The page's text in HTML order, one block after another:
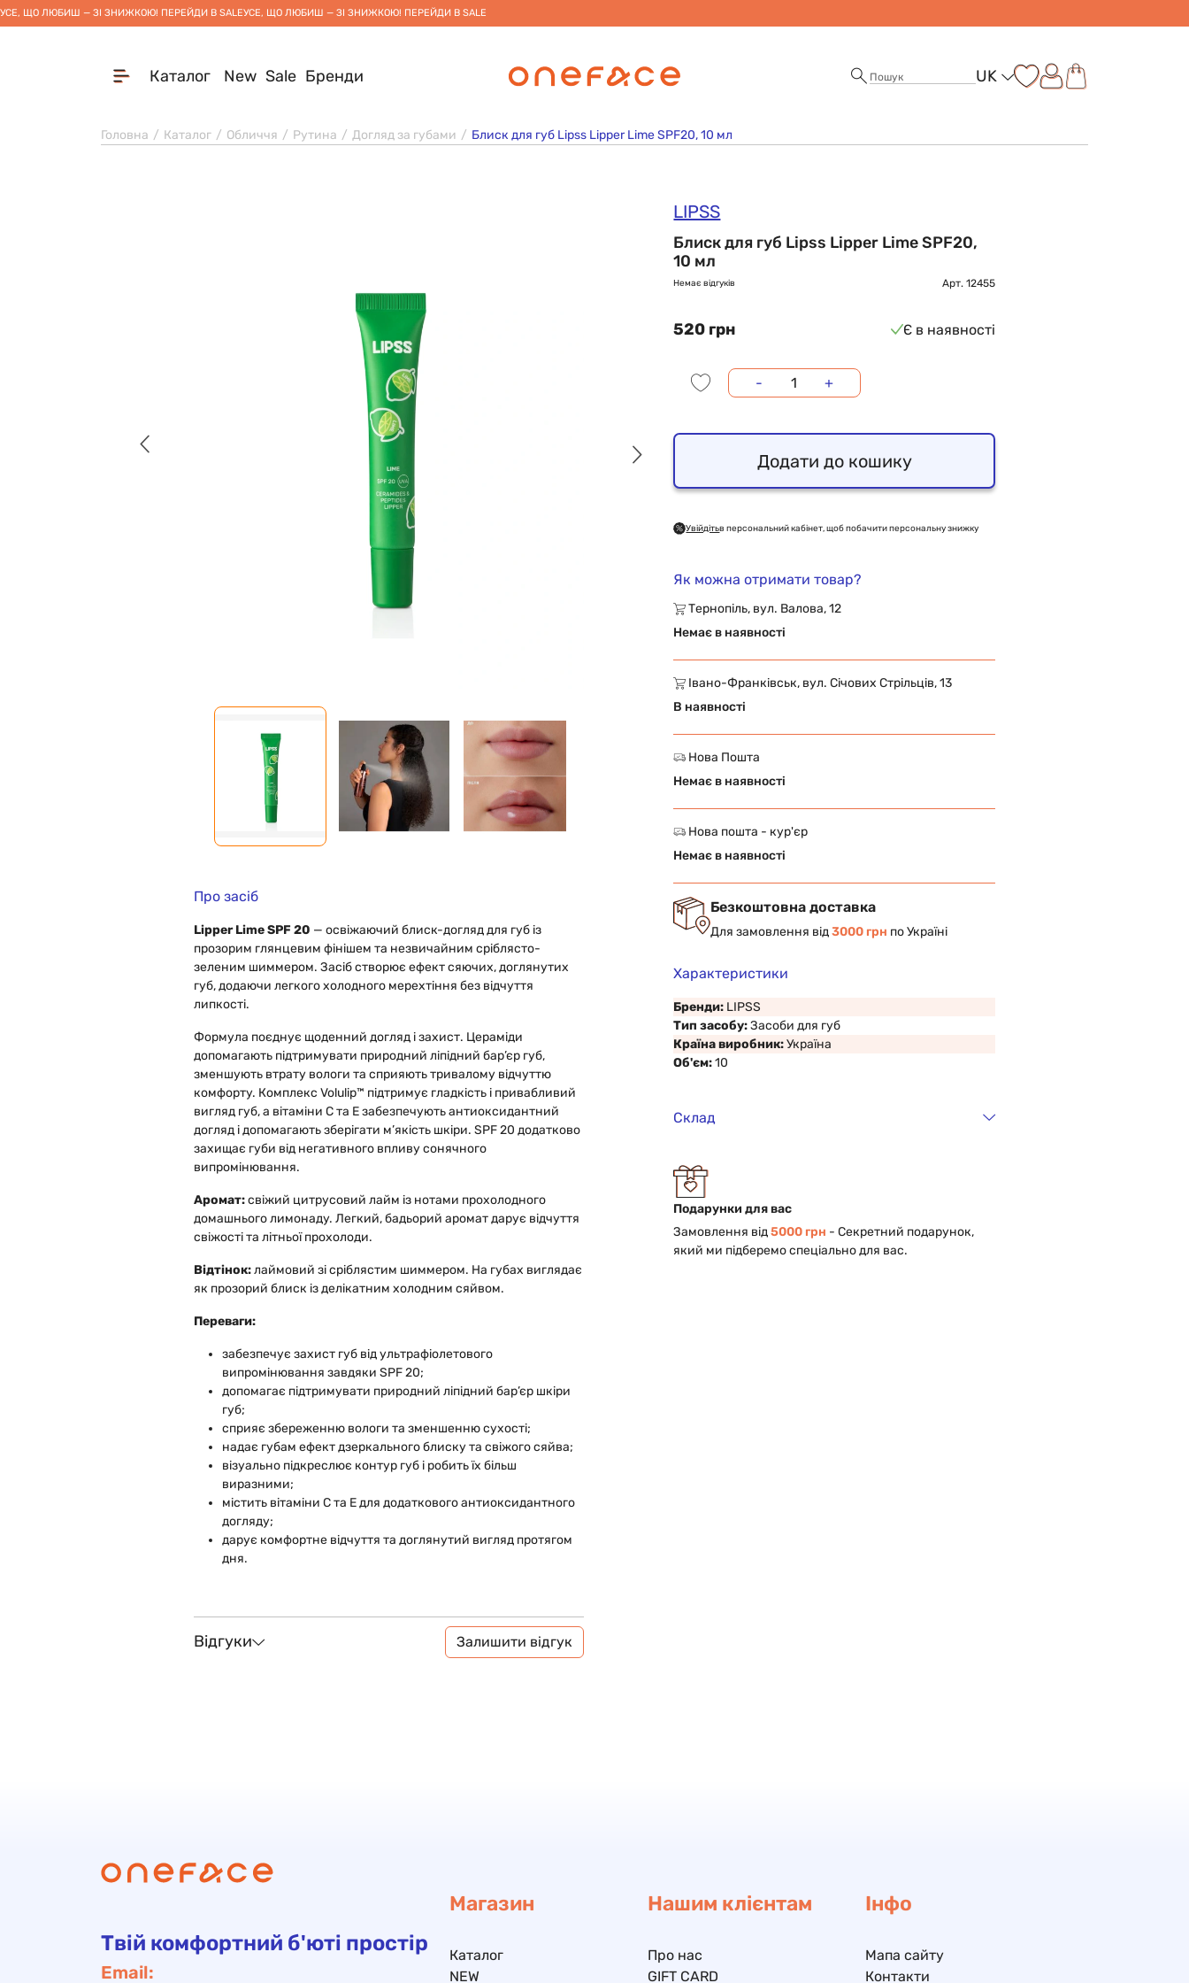
УСЕ, ЩО ЛЮБИШ — ЗІ ЗНИЖКОЮ! ПЕРЕЙДИ В SALEУСЕ, ЩО ЛЮБИШ — ЗІ ЗНИЖКОЮ! ПЕРЕЙДИ В SALE
Каталог New Sale Бренди UK
Головна Каталог Обличчя Рутина Догляд за губами Блиск для губ Lipss Lipper Lime SPF20, 10 мл
Про засіб
Lipper Lime SPF 20 — освіжаючий блиск-догляд для губ із
прозорим глянцевим фінішем та незвичайним сріблясто-
зеленим шиммером. Засіб створює ефект сяючих, доглянутих
губ, додаючи легкого холодного мерехтіння без відчуття
липкості.
Формула поєднує щоденний догляд і захист. Цераміди
допомагають підтримувати природний ліпідний бар’єр губ,
зменшують втрату вологи та сприяють тривалому відчуттю
комфорту. Комплекс Volulip™ підтримує гладкість і привабливий
вигляд губ, а вітаміни С та Е забезпечують антиоксидантний
догляд і допомагають зберігати м’якість шкіри. SPF 20 додатково
захищає губи від негативного впливу сонячного
випромінювання.
Аромат:свіжий цитрусовий лайм із нотами прохолодного
домашнього лимонаду. Легкий, бадьорий аромат дарує відчуття
свіжості та літньої прохолоди.
Відтінок:лаймовий зі сріблястим шиммером. На губах виглядає
як прозорий блиск із делікатним холодним сяйвом.
Переваги:
забезпечує захист губ від ультрафіолетового
випромінювання завдяки SPF 20;
допомагає підтримувати природний ліпідний бар’єр шкіри
губ;
сприяє збереженню вологи та зменшенню сухості;
надає губам ефект дзеркального блиску та свіжого сяйва;
візуально підкреслює контур губ і робить їх більш
виразними;
містить вітаміни С та Е для додаткового антиоксидантного
догляду;
дарує комфортне відчуття та доглянутий вигляд протягом
дня.
Відгуки Залишити відгук
LIPSS
Блиск для губ Lipss Lipper Lime SPF20,
10 мл
Немає відгуків Арт. 12455
520 грн Є в наявності
- +
Додати до кошику
Увійдітьв персональний кабінет, щоб побачити персональну знижку
Як можна отримати товар?
Тернопіль, вул. Валова, 12
Немає в наявності
Івано-Франківськ, вул. Січових Стрільців, 13
В наявності
Нова Пошта
Немає в наявності
Нова пошта - кур'єр
Немає в наявності
Безкоштовна доставка
Для замовлення від3000 грн по Україні
Характеристики
Бренди: LIPSS
Тип засобу:Засоби для губ
Країна виробник:Україна
Об'єм:10
Склад
Подарунки для вас
Замовлення від5000 грн - Cекретний подарунок,
який ми підберемо спеціально для вас.
Твій комфортний б'юті простір
Email:
Магазин
Каталог
NEW
Нашим клієнтам
Про нас
GIFT CARD
Інфо
Мапа сайту
Контакти